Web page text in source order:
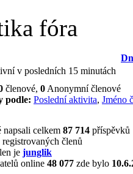
fóra
v posledních 15 minutách
členové, 0 Anonymní členové
podle: Poslední aktivita, Jméno
napsali celkem 87 714 příspěvků
registrovaných členů
je junglik
online 48 077 zde bylo